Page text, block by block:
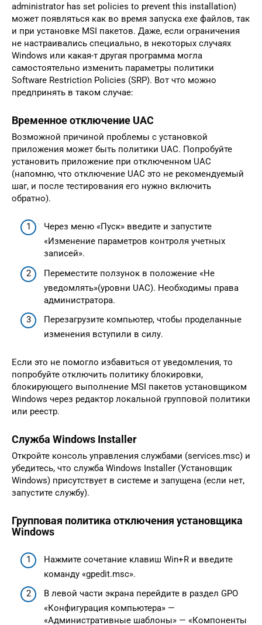
administrator has set policies to prevent this installation)
может появляться как во время запуска exe файлов, так
и при установке MSI пакетов. Даже, если ограничения
не настраивались специально, в некоторых случаях
Windows или какая-т другая программа могла
самостоятельно изменить параметры политики
Software Restriction Policies (SRP). Вот что можно
предпринять в таком случае:
Временное отключение UAC
Возможной причиной проблемы с установкой
приложения может быть политики UAC. Попробуйте
установить приложение при отключенном UAC
(напомню, что отключение UAC это не рекомендуемый
шаг, и после тестирования его нужно включить
обратно).
Через меню «Пуск» введите и запустите
«Изменение параметров контроля учетных
записей».
Переместите ползунок в положение «Не
уведомлять»(уровни UAC). Необходимы права
администратора.
Перезагрузите компьютер, чтобы проделанные
изменения вступили в силу.
Если это не помогло избавиться от уведомления, то
попробуйте отключить политику блокировки,
блокирующего выполнение MSI пакетов установщиком
Windows через редактор локальной групповой политики
или реестр.
Служба Windows Installer
Откройте консоль управления службами (services.msc) и
убедитесь, что служба Windows Installer (Установщик
Windows) присутствует в системе и запущена (если нет,
запустите службу).
Групповая политика отключения установщика
Windows
Нажмите сочетание клавиш Win+R и введите
команду «gpedit.msc».
В левой части экрана перейдите в раздел GPO
«Конфигурация компьютера» —
«Административные шаблоны» — «Компоненты